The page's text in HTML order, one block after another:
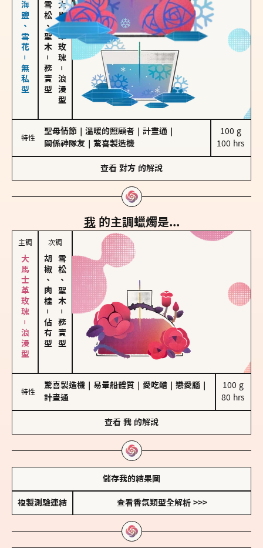
海鹽、雪花－無私型 雪松、聖木
－
務實型
大馬士革玫瑰
－
浪漫型
特性
聖母情節 溫暖的照顧者 計畫通
關係神隊友
驚喜製造機
100 g
100 hrs
查看 對方 的解說
我 的主調蠟燭是...
主調
大馬士革玫瑰－浪漫型
次調
胡椒、肉桂
－
佔有型
雪松、聖木
－
務實型
特性
驚喜製造機 易暈船體質 愛吃醋 戀愛腦
計畫通
100 g
80 hrs
查看 我 的解說
儲存我的結果圖
複製測驗連結 查看香氛類型全解析 >>>